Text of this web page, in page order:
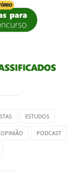
ESTUDOS
OPINIÃO PODCAST